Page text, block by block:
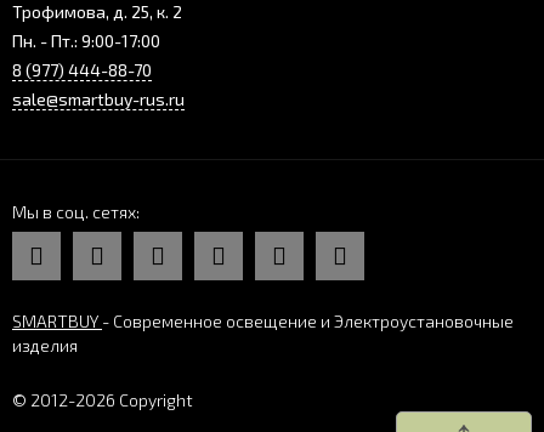
Трофимова, д. 25, к. 2
Пн. - Пт.: 9:00-17:00
8 (977) 444-88-70
sale@smartbuy-rus.ru
Мы в соц. сетях
SMARTBUY - Современное освещение и Электроустановочные
изделия
© 2012-2026 Copyright